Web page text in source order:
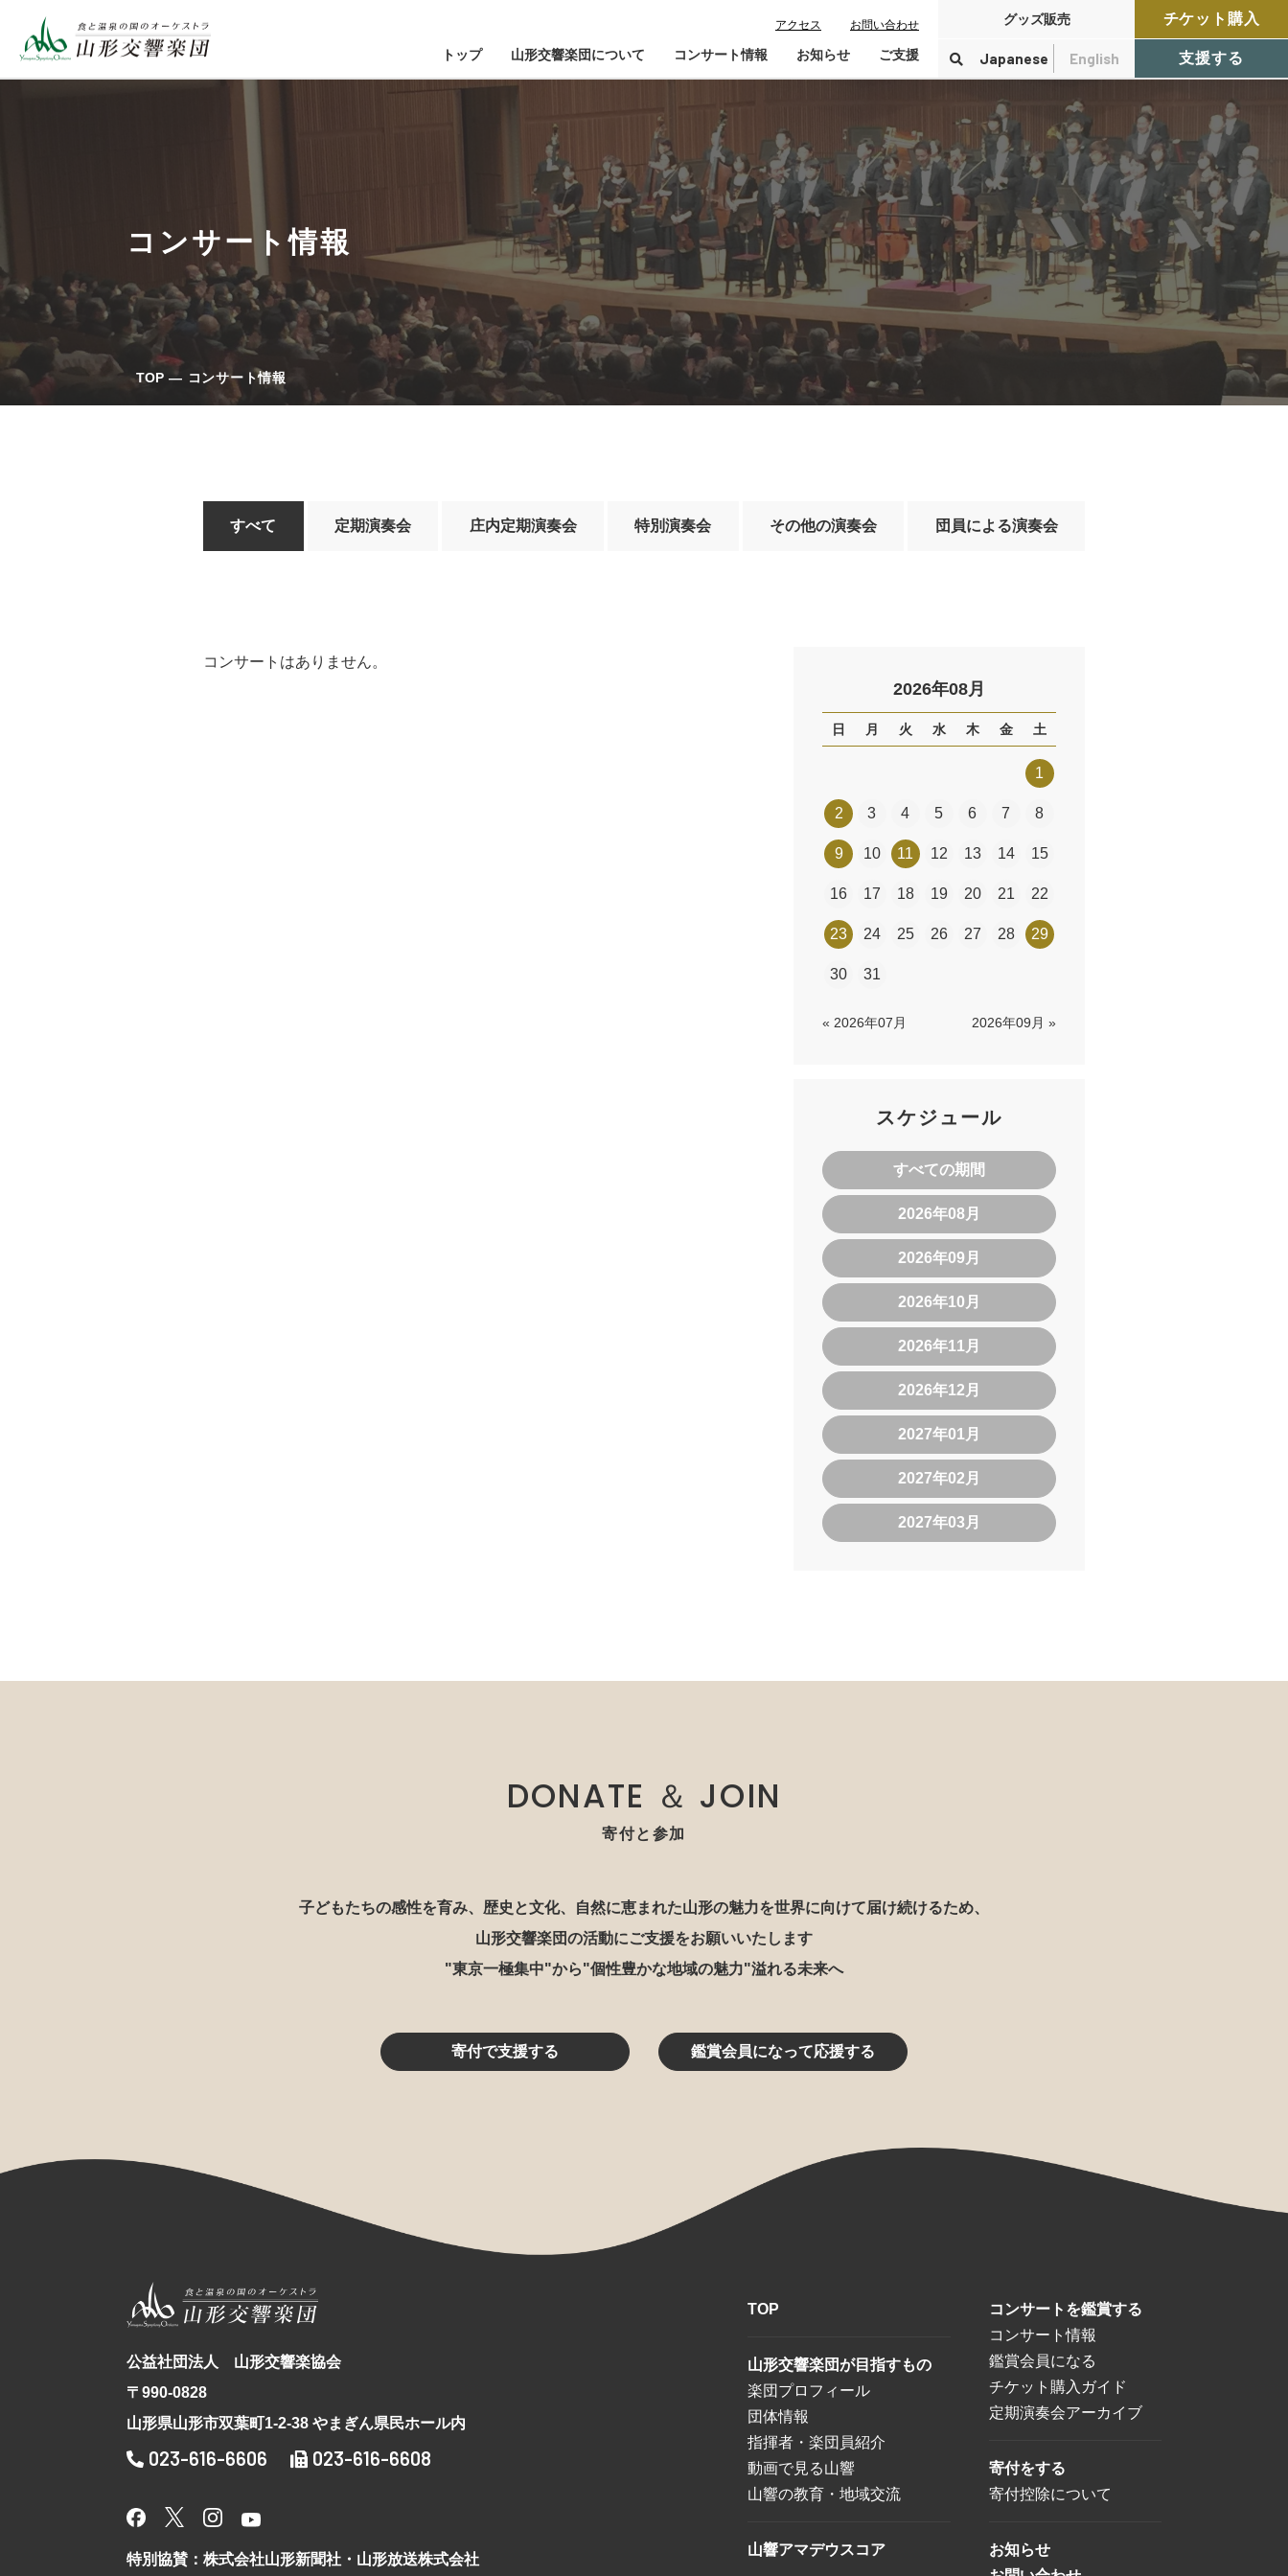
アクセス お問い合わせ
トップ 山形交響楽団について
山響が目指すもの
指揮者・楽団員紹介
山響アマデウスコア
山響の教育・地域交流
動画で見る山響
団体情報
コンサート情報
チケット購入ガイド
鑑賞会員入会
定期演奏会アーカイブ
お知らせ ご支援
寄付控除について
グッズ販売
Japanese English
チケット購入
支援する
コンサート情報
TOP コンサート情報
すべて 定期演奏会 庄内定期演奏会 特別演奏会 その他の演奏会 団員による演奏会
コンサートはありません。
2026年08月
日 月 火 水 木 金 土
1
2 3 4 5 6 7 8
9 10 11 12 13 14 15
16 17 18 19 20 21 22
23 24 25 26 27 28 29
30 31
« 2026年07月 2026年09月 »
スケジュール
すべての期間
2026年08月
2026年09月
2026年10月
2026年11月
2026年12月
2027年01月
2027年02月
2027年03月
DONATE ＆ JOIN
寄付と参加
子どもたちの感性を育み、歴史と文化、自然に恵まれた山形の魅力を世界に向けて届け続けるため、
山形交響楽団の活動にご支援をお願いいたします
"東京一極集中"から"個性豊かな地域の魅力"溢れる未来へ
寄付で支援する 鑑賞会員になって応援する
公益社団法人 山形交響楽協会
〒990-0828
山形県山形市双葉町1-2-38 やまぎん県民ホール内
023-616-6606 023-616-6608
特別協賛：株式会社山形新聞社・山形放送株式会社
TOP
山形交響楽団が目指すもの
楽団プロフィール
団体情報
指揮者・楽団員紹介
動画で見る山響
山響の教育・地域交流
山響アマデウスコア
コンサートを鑑賞する
コンサート情報
鑑賞会員になる
チケット購入ガイド
定期演奏会アーカイブ
寄付をする
寄付控除について
お知らせ